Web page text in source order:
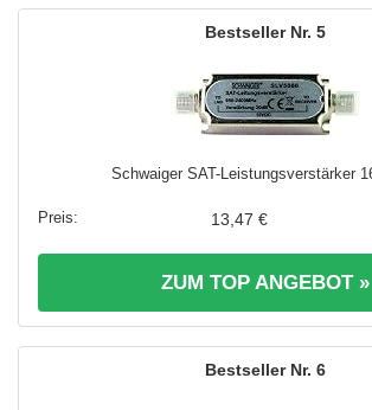
5
Schwaiger SAT-Leistungsverstärker
13,47 €
ZUM TOP ANGEBOT »
6